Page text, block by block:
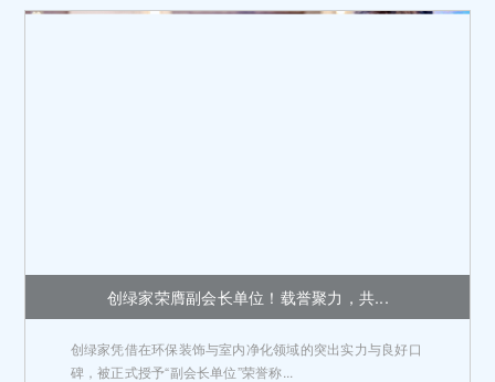
创绿家荣膺副会长单位！载誉聚力，共...
创绿家凭借在环保装饰与室内净化领域的突出实力与良好口
碑，被正式授予“副会长单位”荣誉称...